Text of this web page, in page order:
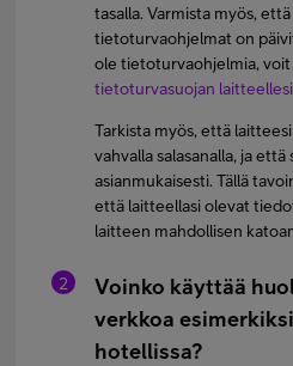
tasalla. Varmista myös,
tietoturvaohjelmat on
ole tietoturvaohjelmia,
tietoturvasuojan laitteellesi
Tarkista myös, että
vahvalla salasanalla, ja
asianmukaisesti. Tällä
että laitteellasi olevat
laitteen mahdollisen
Voinko käyttää
verkkoa
hotellissa?